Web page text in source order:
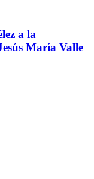
a la
María Valle